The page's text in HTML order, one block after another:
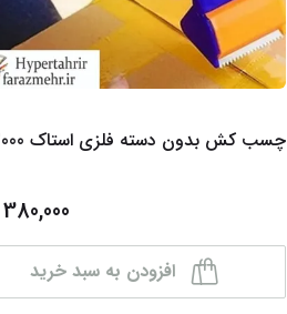
چسب کش بدون دسته فلزی استاک 2000
380,000
افزودن به سبد خرید